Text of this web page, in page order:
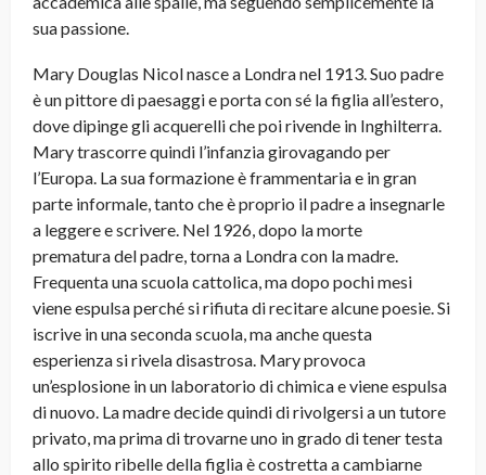
sua passione.
Mary Douglas Nicol nasce a Londra nel 1913. Suo padre
è un pittore di paesaggi e porta con sé la figlia all’estero,
dove dipinge gli acquerelli che poi rivende in Inghilterra.
Mary trascorre quindi l’infanzia girovagando per
l’Europa. La sua formazione è frammentaria e in gran
parte informale, tanto che è proprio il padre a insegnarle
a leggere e scrivere. Nel 1926, dopo la morte
prematura del padre, torna a Londra con la madre.
Frequenta una scuola cattolica, ma dopo pochi mesi
viene espulsa perché si rifiuta di recitare alcune poesie. Si
iscrive in una seconda scuola, ma anche questa
esperienza si rivela disastrosa. Mary provoca
un’esplosione in un laboratorio di chimica e viene espulsa
di nuovo. La madre decide quindi di rivolgersi a un tutore
privato, ma prima di trovarne uno in grado di tener testa
allo spirito ribelle della figlia è costretta a cambiarne